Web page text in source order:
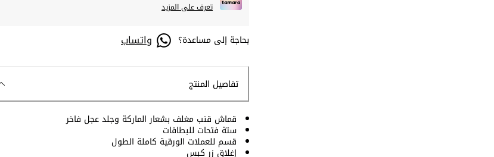
تعرف على المزيد
بحاجة إلى مساعدة؟ واتساب
تفاصيل المنتج
قماش قنب مغلف بشعار الماركة وجلد عجل فاخر
ستة فتحات للبطاقات
قسم للعملات الورقية كاملة الطول
إغلاق زر كبس